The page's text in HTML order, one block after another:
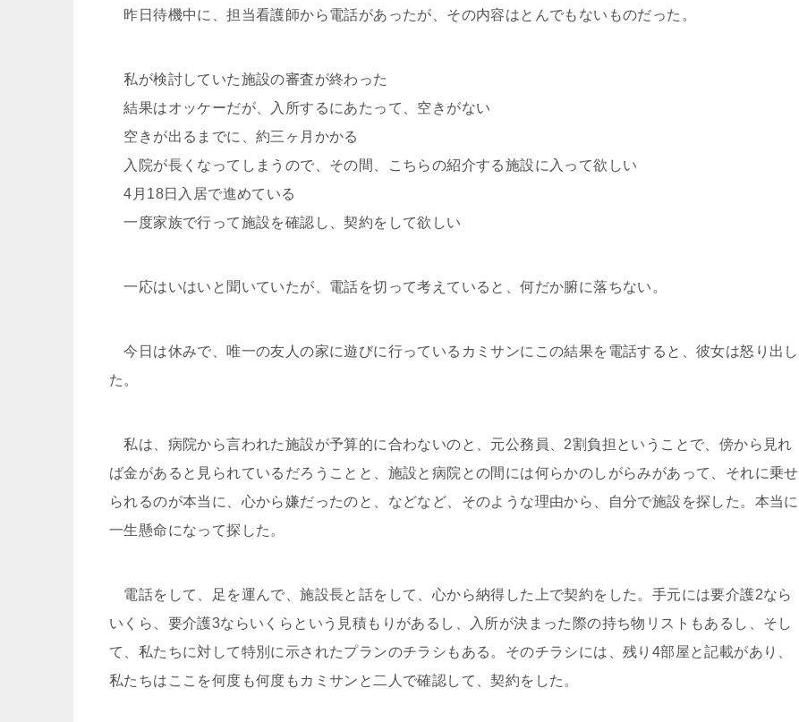
昨日待機中に、担当看護師から電話があったが、その内容はとんでもないものだった。
私が検討していた施設の審査が終わった
結果はオッケーだが、入所するにあたって、空きがない
空きが出るまでに、約三ヶ月かかる
入院が長くなってしまうので、その間、こちらの紹介する施設に入って欲しい
4月18日入居で進めている
一度家族で行って施設を確認し、契約をして欲しい
一応はいはいと聞いていたが、電話を切って考えていると、何だか腑に落ちない。
今日は休みで、唯一の友人の家に遊びに行っているカミサンにこの結果を電話すると、彼女は怒り出し
た。
私は、病院から言われた施設が予算的に合わないのと、元公務員、2割負担ということで、傍から見れ
ば金があると見られているだろうことと、施設と病院との間には何らかのしがらみがあって、それに乗せ
られるのが本当に、心から嫌だったのと、などなど、そのような理由から、自分で施設を探した。本当に
一生懸命になって探した。
電話をして、足を運んで、施設長と話をして、心から納得した上で契約をした。手元には要介護2なら
いくら、要介護3ならいくらという見積もりがあるし、入所が決まった際の持ち物リストもあるし、そし
て、私たちに対して特別に示されたプランのチラシもある。そのチラシには、残り4部屋と記載があり、
私たちはここを何度も何度もカミサンと二人で確認して、契約をした。